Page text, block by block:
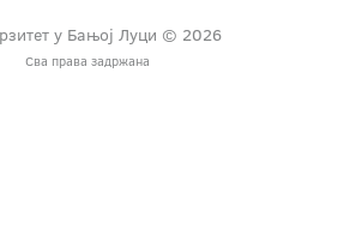
у Бањој Луци © 2026
Сва права задржана